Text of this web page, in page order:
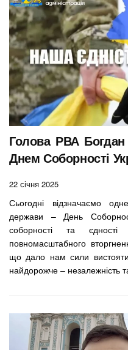
Голова РВА
Днем Соборності
22 січня 2025
Сьогодні відзначаємо
держави – День
соборності та
повномасштабного
що дало нам сили
найдорожче – незалежність